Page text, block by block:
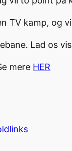
TV kamp, og
Lad os
mere HER